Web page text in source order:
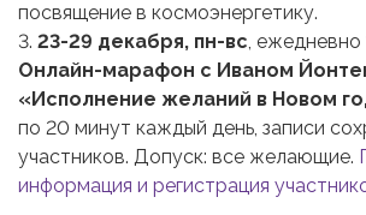
посвящение в космоэнергетику.
3. 23-29 декабря, пн-вс, ежедневно
Онлайн-марафон с Иваном
«Исполнение желаний в Новом
по 20 минут каждый день, записи
участников. Допуск: все желающие.
информация и регистрация